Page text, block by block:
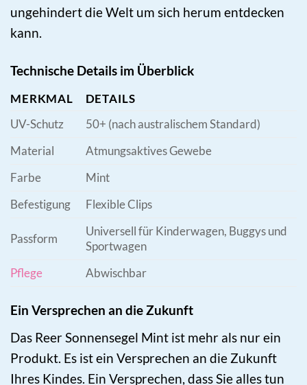
ungehindert die Welt um sich herum entdecken
kann.
Technische Details im Überblick
MERKMAL
DETAILS
UV-Schutz
50+ (nach australischem Standard)
Material
Atmungsaktives Gewebe
Farbe
Mint
Befestigung
Flexible Clips
Passform
Universell für Kinderwagen, Buggys und
Sportwagen
Pflege
Abwischbar
Ein Versprechen an die Zukunft
Das Reer Sonnensegel Mint ist mehr als nur ein
Produkt. Es ist ein Versprechen an die Zukunft
Ihres Kindes. Ein Versprechen, dass Sie alles tun